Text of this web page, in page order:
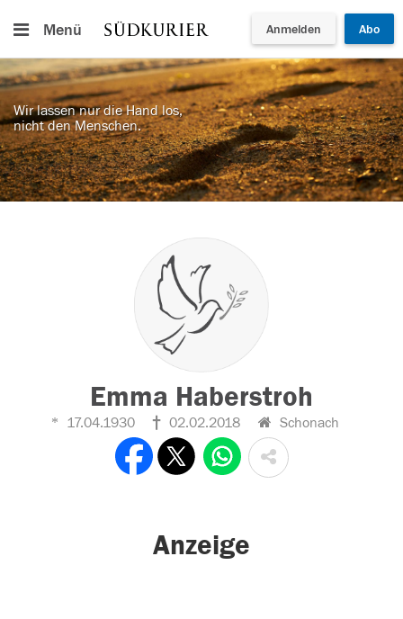
Menü Anmelden Abo
Wir lassen nur die Hand los,
nicht den Menschen.
Emma Haberstroh
17.04.1930 02.02.2018 Schonach
Anzeige